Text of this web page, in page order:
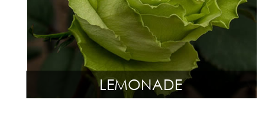
LEMONADE